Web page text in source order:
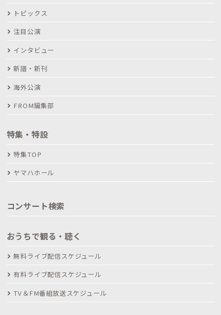
トピックス
注目公演
インタビュー
新譜・新刊
海外公演
FROM編集部
特集・特設
特集TOP
ヤマハホール
コンサート検索
おうちで観る・聴く
無料ライブ配信スケジュール
有料ライブ配信スケジュール
TV＆FM番組放送スケジュール